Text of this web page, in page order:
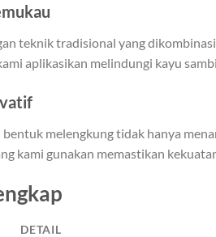
teknik tradisional yang
aplikasikan melindungi kayu
bentuk melengkung tidak hanya
kami gunakan memastikan
DETAIL